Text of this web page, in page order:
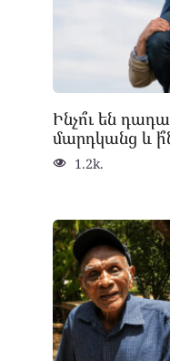
Ինչո՞ւ են
մարդկանց և
1.2k.